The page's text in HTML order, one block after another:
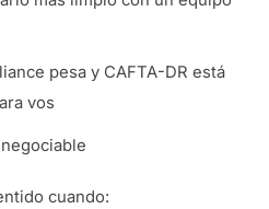
pesa y CAFTA-DR está
vos
cuando: